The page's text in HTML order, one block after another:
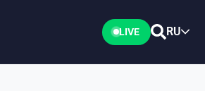
LIVE RU